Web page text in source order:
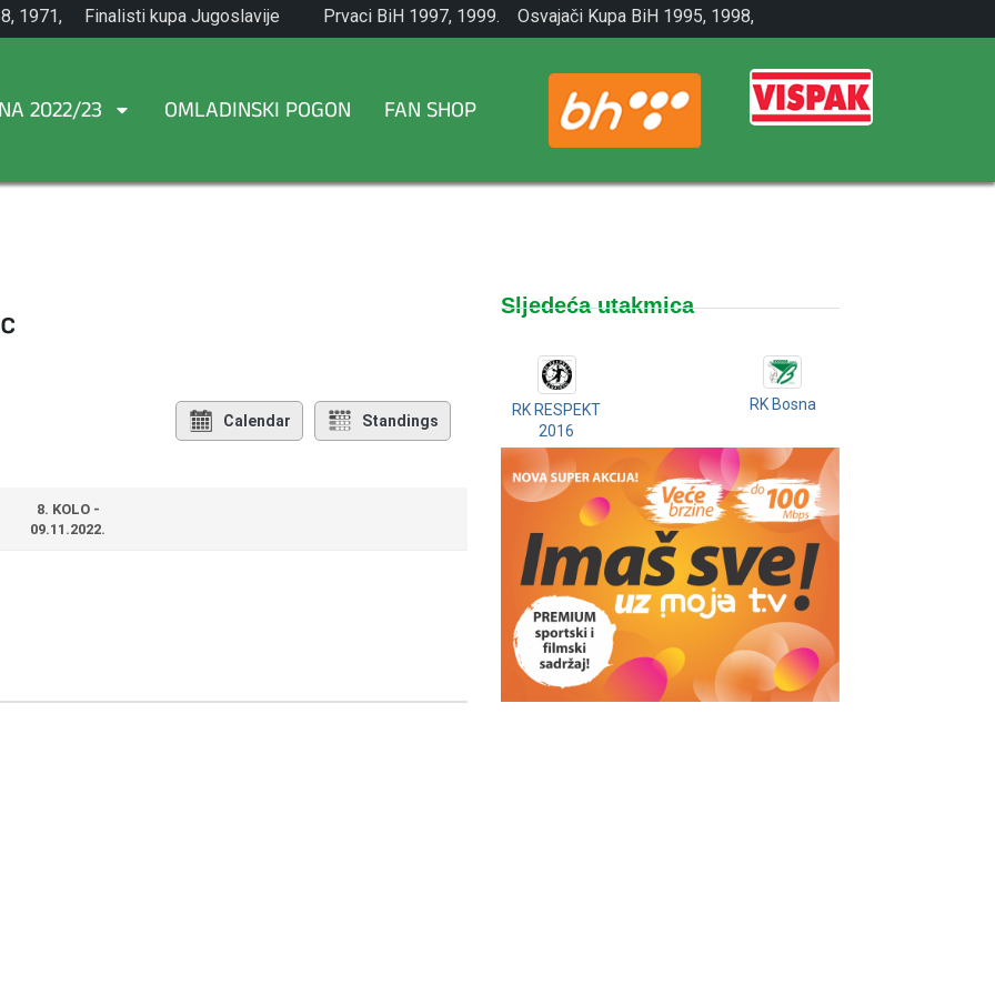
1971,
Finalisti kupa Jugoslavije
1965.
Prvaci BiH 1997, 1999.
Osvajači Kupa BiH 1995, 1998,
2001.
2022/23 OMLADINSKI POGON FAN SHOP
Calendar Standings
8. KOLO -
09.11.2022.
Sljedeća utakmica
RK RESPEKT
2016
RK Bosna